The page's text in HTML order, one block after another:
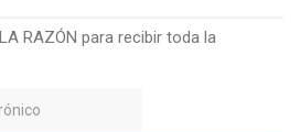
RAZÓN para recibir toda la